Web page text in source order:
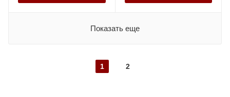
Показать еще
1 2